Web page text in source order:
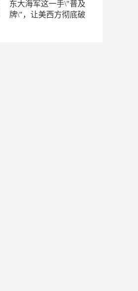
东大海军这一手\"普及
牌\"，让美西方彻底破